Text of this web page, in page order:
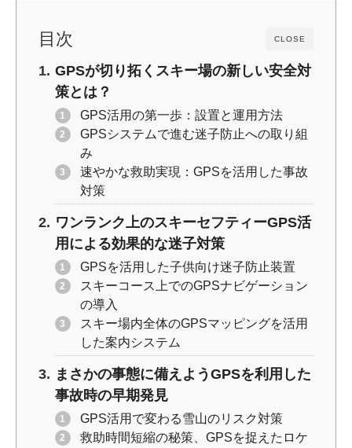
CLOSE
目次
GPSが切り拓くスキー場の新しい安全対
策とは？
GPS活用の第一歩：設置と運用方法
GPSシステムで進む迷子防止への取り組
み
速やかな救助実現：GPSを活用した事故
対策
ワンランク上のスキーセフティーGPS活
用による効果的な迷子対策
GPSを活用した子供向け迷子防止装置
スキーコース上でのGPSナビゲーション
の導入
スキー場内全体のGPSマッピングを活用
した案内システム
まさかの事態に備えようGPSを利用した
事故時の早期発見
GPS活用で変わる雪山のリスク対策
救助時間短縮の秘策、GPSを捉えたロケ